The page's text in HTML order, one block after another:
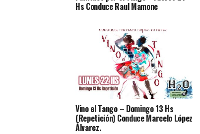
Hs Conduce Raul Mamone
Vino el Tango – Domingo 13 Hs
(Repetición) Conduce Marcelo López
Álvarez.